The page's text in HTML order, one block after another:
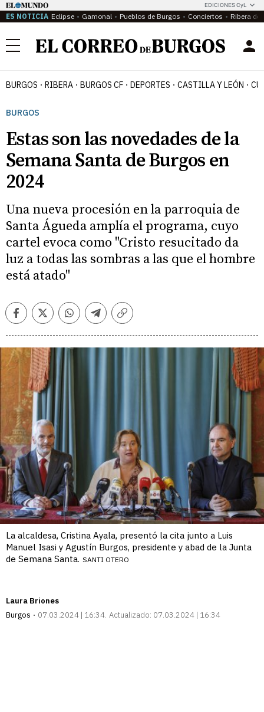
EDICIONES CyL
ES NOTICIA Eclipse Gamonal Pueblos de Burgos Conciertos Ribera del
Menú
BURGOS RIBERA BURGOS CF DEPORTES CASTILLA Y LEÓN
BURGOS
Estas son las novedades de la
Semana Santa de Burgos en
2024
Una nueva procesión en la parroquia de
Santa Águeda amplía el programa, cuyo
cartel evoca como "Cristo resucitado da
luz a todas las sombras a las que el hombre
está atado"
FacebookTwitterWhatsappTelegramCopiar
La alcaldesa, Cristina Ayala, presentó la cita junto a Luis
Manuel Isasi y Agustín Burgos, presidente y abad de la Junta
de Semana Santa. SANTI OTERO
Laura Briones
Burgos
07.03.2024 | 16:34 Actualizado: 07.03.2024 | 16:34